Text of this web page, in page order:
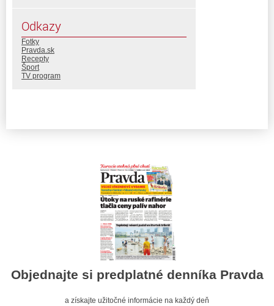
Odkazy
Fotky
Pravda.sk
Recepty
Šport
TV program
Objednajte si predplatné denníka Pravda
a získajte užitočné informácie na každý deň